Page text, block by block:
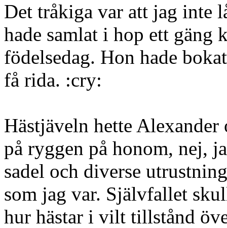
Det tråkiga var att jag inte
hade samlat i hop ett
födelsedag. Hon hade
få rida. :cry:
Hästjäveln hette Alexander
på ryggen på honom, nej,
sadel och diverse
som jag var. Självfallet
hur hästar i vilt tillstånd